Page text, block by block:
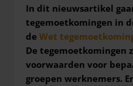
In dit nieuwsartikel
tegemoetkomingen in
de Wet
De tegemoetkomingen
voorwaarden voor
groepen werknemers.